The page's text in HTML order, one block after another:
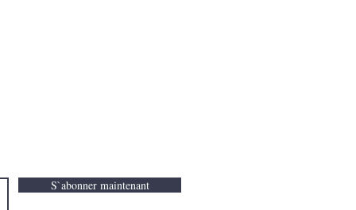
S`abonner maintenant